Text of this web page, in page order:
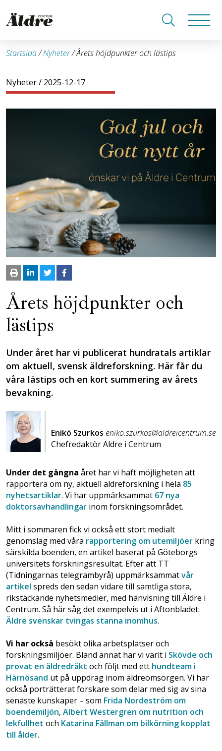
Startsida/Nyheter/Årets höjdpunkter och lästips
Nyheter/ 2025-12-17
Årets höjdpunkter och
lästips
Under året har vi publicerat hundratals artiklar
om aktuell, svensk äldreforskning. Här får du
våra lästips och en kort summering av årets
bevakning.
Enikö Szurkos eniko.szurkos@aldreicentrum.se
Chefredaktör Äldre i Centrum
Under det gångna året har vi haft möjligheten att
rapportera om ny, aktuell äldreforskning i hela 85
nyhetsartiklar. Vi har uppmärksammat 67 nya
doktorsavhandlingar inom forskningsområdet.
Mitt i sommaren fick vi också ett stort medialt
genomslag med våra rapportering om utemiljöer kring
särskilda boenden, en artikel baserat på Göteborgs
universitets forskningsresultat. Efter att TT
(Tidningarnas telegrambyrå) uppmärksammatvår
artikel spreds den sedan vidare till samtliga stora,
rikstäckande nyhetsmedier, med hänvisning till Äldre i
Centrum. Så här såg det exempelvis ut i Aftonbladet:
Äldre svenskar tvingas stanna inomhus.
Vi har också besökt olika arbetsplatser och
forskningsmiljöer. Bland annat har vi varit i Skövde och
provat en äldredräkt och följt med ett hundteam i
Härnösand ut på uppdrag inom äldreomsorgen. Vi har
också porträtterat forskare som delar med sig av sina
senaste kunskaper – som Frida Nordeström om
boendemiljön, Albert Westergren om nutrition och
lekfullhet och Katarina Fällman om bilkörning kopplat
till ålder.